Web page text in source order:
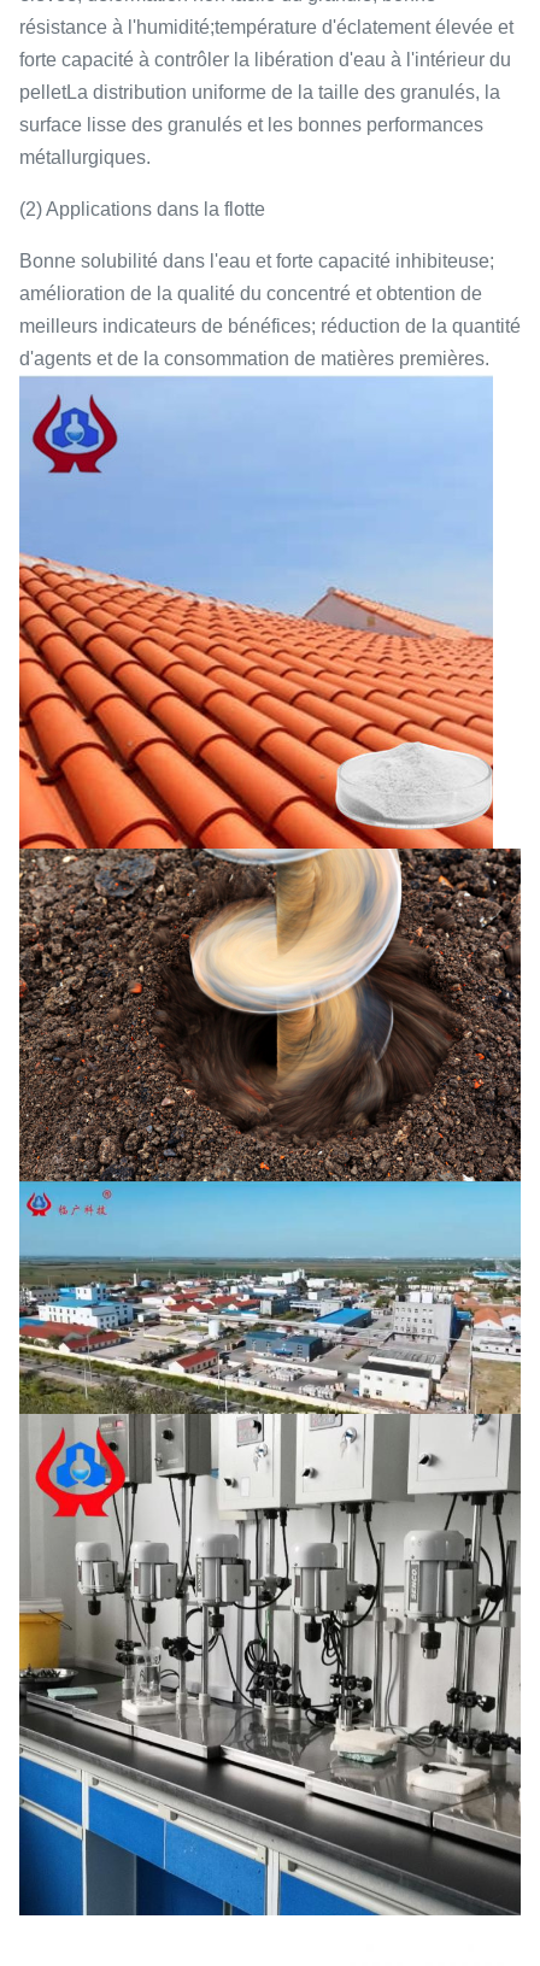
résistance à l'humidité;température d'éclatement élevée et
forte capacité à contrôler la libération d'eau à l'intérieur du
pelletLa distribution uniforme de la taille des granulés, la
surface lisse des granulés et les bonnes performances
métallurgiques.
(2) Applications dans la flotte
Bonne solubilité dans l'eau et forte capacité inhibiteuse;
amélioration de la qualité du concentré et obtention de
meilleurs indicateurs de bénéfices; réduction de la quantité
d'agents et de la consommation de matières premières.